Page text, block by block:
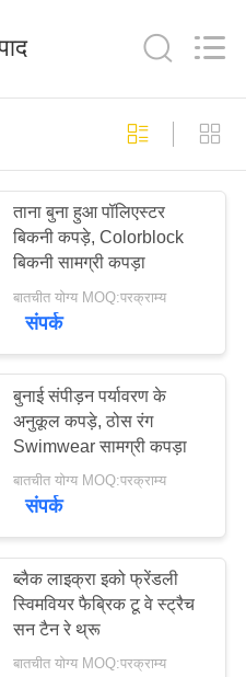
ताना बुना हुआ पॉलिएस्टर
बिकनी कपड़े, Colorblock
बिकनी सामग्री कपड़ा
बातचीत योग्य MOQ:परक्राम्य
संपर्क
बुनाई संपीड़न पर्यावरण के
अनुकूल कपड़े, ठोस रंग
Swimwear सामग्री कपड़ा
बातचीत योग्य MOQ:परक्राम्य
संपर्क
ब्लैक लाइक्रा इको फ्रेंडली
स्विमवियर फैब्रिक टू वे स्ट्रैच
सन टैन रे थ्रू
बातचीत योग्य MOQ:परक्राम्य